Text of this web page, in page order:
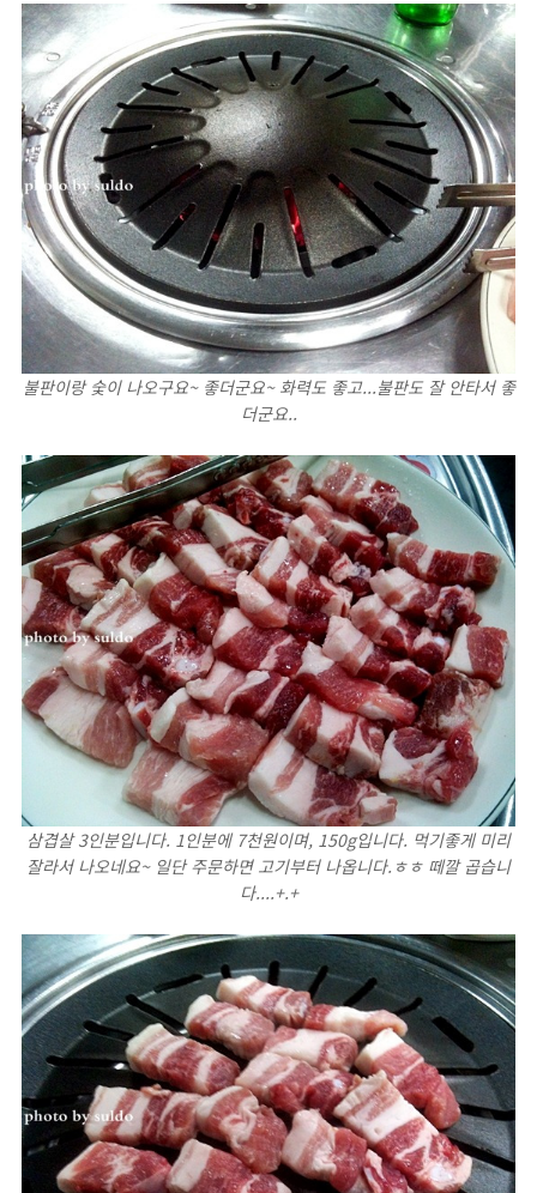
불판이랑 숯이 나오구요~ 좋더군요~ 화력도 좋고...불판도 잘 안타서 좋
더군요..
삼겹살 3인분입니다. 1인분에 7천원이며, 150g입니다. 먹기좋게 미리
잘라서 나오네요~ 일단 주문하면 고기부터 나옵니다.ㅎㅎ 떼깔 곱습니
다....+.+